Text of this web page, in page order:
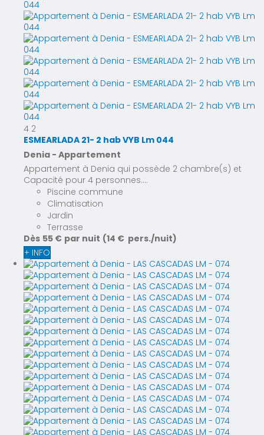
4 2
ESMEARLADA 21- 2 hab VYB Lm 044
Denia - Appartement
Appartement à Denia qui possède 2 chambre(s) et
Capacité pour 4 personnes....
Piscine commune
Climatisation
Jardin
Terrasse
Dès 55 € par nuit (14 € pers./nuit)
+ INFO